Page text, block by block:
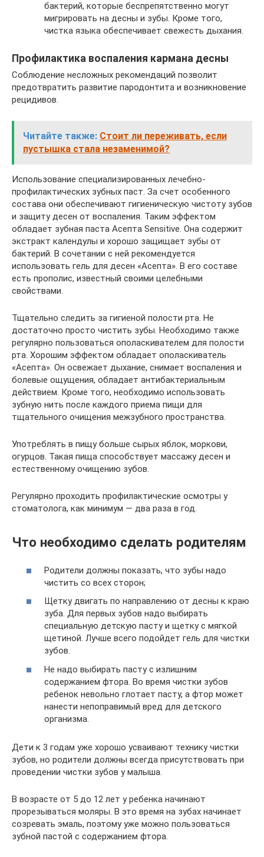
бактерий, которые беспрепятственно могут
мигрировать на десны и зубы. Кроме того,
чистка языка обеспечивает свежесть дыхания.
Профилактика воспаления кармана десны
Соблюдение несложных рекомендаций позволит
предотвратить развитие пародонтита и возникновение
рецидивов.
Читайте также: Стоит ли переживать, если
пустышка стала незаменимой?
Использование специализированных лечебно-
профилактических зубных паст. За счет особенного
состава они обеспечивают гигиеническую чистоту зубов
и защиту десен от воспаления. Таким эффектом
обладает зубная паста Асепта Sensitive. Она содержит
экстракт календулы и хорошо защищает зубы от
бактерий. В сочетании с ней рекомендуется
использовать гель для десен «Асепта». В его составе
есть прополис, известный своими целебными
свойствами.
Тщательно следить за гигиеной полости рта. Не
достаточно просто чистить зубы. Необходимо также
регулярно пользоваться ополаскивателем для полости
рта. Хорошим эффектом обладает ополаскиватель
«Асепта». Он освежает дыхание, снимает воспаления и
болевые ощущения, обладает антибактериальным
действием. Кроме того, необходимо использовать
зубную нить после каждого приема пищи для
тщательного очищения межзубного пространства.
Употреблять в пищу больше сырых яблок, моркови,
огурцов. Такая пища способствует массажу десен и
естественному очищению зубов.
Регулярно проходить профилактические осмотры у
стоматолога, как минимум — два раза в год.
Что необходимо сделать родителям
Родители должны показать, что зубы надо
чистить со всех сторон;
Щетку двигать по направлению от десны к краю
зуба. Для первых зубов надо выбирать
специальную детскую пасту и щетку с мягкой
щетиной. Лучше всего подойдет гель для чистки
зубов.
Не надо выбирать пасту с излишним
содержанием фтора. Во время чистки зубов
ребенок невольно глотает пасту, а фтор может
нанести непоправимый вред для детского
организма.
Дети к 3 годам уже хорошо усваивают технику чистки
зубов, но родители должны всегда присутствовать при
проведении чистки зубов у малыша.
В возрасте от 5 до 12 лет у ребенка начинают
прорезываться моляры. В это время на зубах начинает
созревать эмаль, поэтому уже можно пользоваться
зубной пастой с содержанием фтора.